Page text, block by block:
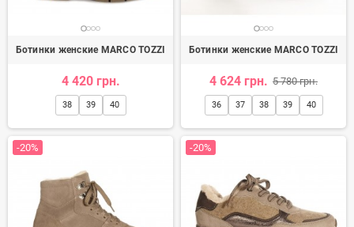
Ботинки женские MARCO TOZZI
4 420 грн.
38 39 40
Ботинки женские MARCO TOZZI
4 624 грн. 5 780 грн.
36 37 38 39 40
-20% -20%